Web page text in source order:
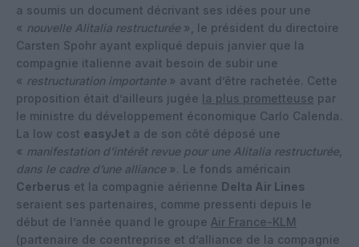
a soumis un document décrivant ses idées pour une
« nouvelle Alitalia restructurée », le président du directoire
Carsten Spohr ayant expliqué depuis janvier que la
compagnie italienne avait besoin de subir une
« restructuration importante » avant d’être rachetée. Cette
proposition était d’ailleurs jugée la plus prometteuse par
le ministre du développement économique Carlo Calenda.
La low cost easyJet a de son côté déposé une
« manifestation d’intérêt revue pour une Alitalia restructurée,
dans le cadre d’une alliance ». Le fonds américain
Cerberus et la compagnie aérienne Delta Air Lines
seraient ses partenaires, comme pressenti depuis le
début de l’année quand le groupe Air France-KLM
(partenaire de coentreprise et d’alliance de la compagnie